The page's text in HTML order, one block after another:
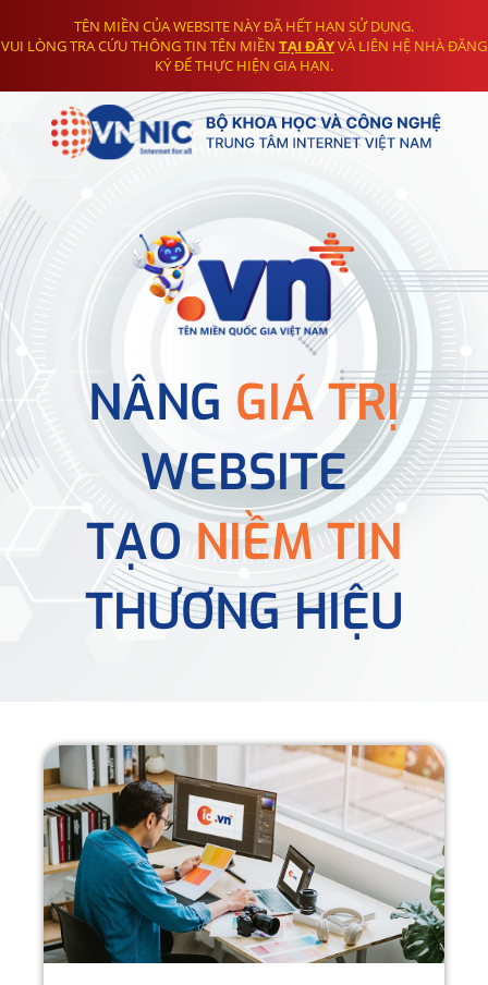
TÊN MIỀN CỦA WEBSITE NÀY ĐÃ HẾT HẠN SỬ DỤNG.
VUI LÒNG TRA CỨU THÔNG TIN TÊN MIỀN TẠI ĐÂYVÀ LIÊN HỆ NHÀ ĐĂNG
KÝ ĐỂ THỰC HIỆN GIA HẠN.
NÂNG GIÁ TRỊ
WEBSITE
TẠONIỀM TIN
THƯƠNG HIỆU